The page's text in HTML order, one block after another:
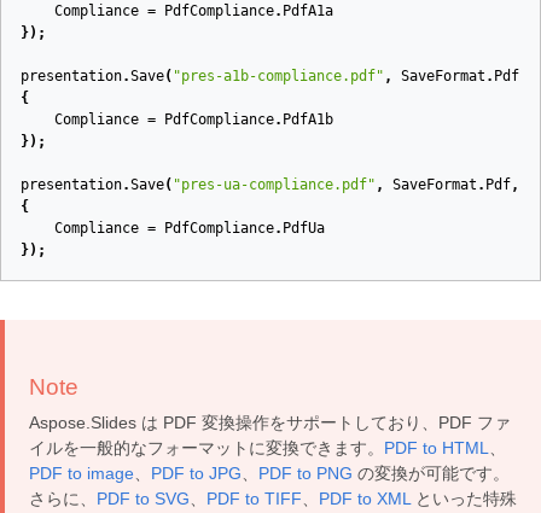
Compliance = PdfCompliance. PdfA1a
});
presentation.Save( "pres-a1b-compliance.pdf" , SaveFormat . Pdf
{
Compliance = PdfCompliance. PdfA1b
});
presentation.Save( "pres-ua-compliance.pdf" , SaveFormat . Pdf,
{
Compliance = PdfCompliance. PdfUa
});
Note
Aspose.Slides は PDF 変換操作をサポートしており、PDF ファ
イルを一般的なフォーマットに変換できます。 PDF to HTML、
PDF to image、 PDF to JPG、 PDF to PNG の変換が可能です。
さらに、 PDF to SVG、 PDF to TIFF、 PDF to XMLといった特殊